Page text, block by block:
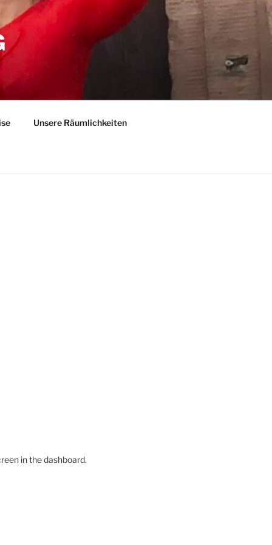
Unsere Räumlichkeiten
in the dashboard.